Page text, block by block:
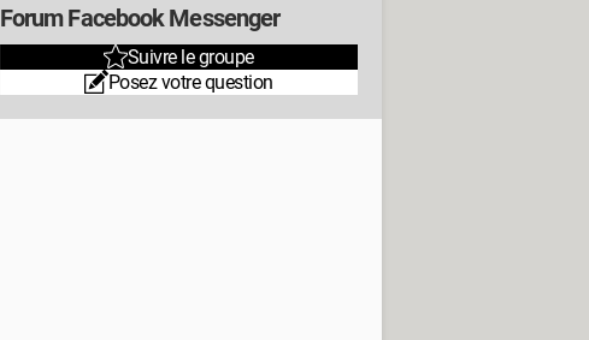
Forum Facebook Messenger
Suivre le groupe
Posez votre question